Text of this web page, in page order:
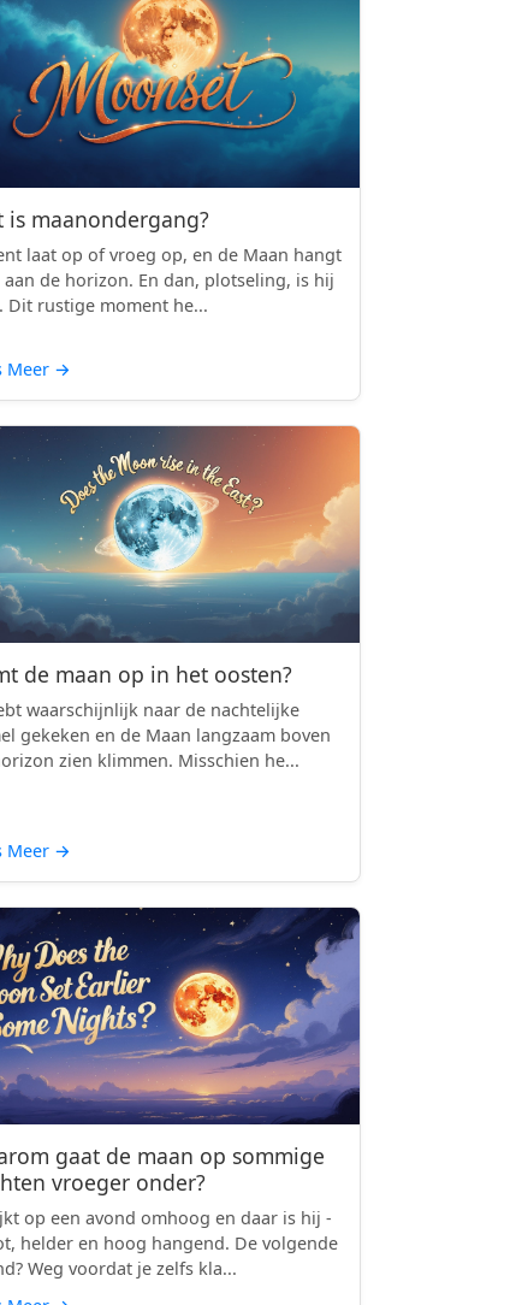
is maanondergang?
laat op of vroeg op, en de Maan hangt
aan de horizon. En dan, plotseling, is hij
Dit rustige moment he...
Meer →
de maan op in het oosten?
waarschijnlijk naar de nachtelijke
gekeken en de Maan langzaam boven
zien klimmen. Misschien he...
Meer →
gaat de maan op sommige
vroeger onder?
op een avond omhoog en daar is hij -
helder en hoog hangend. De volgende
Weg voordat je zelfs kla...